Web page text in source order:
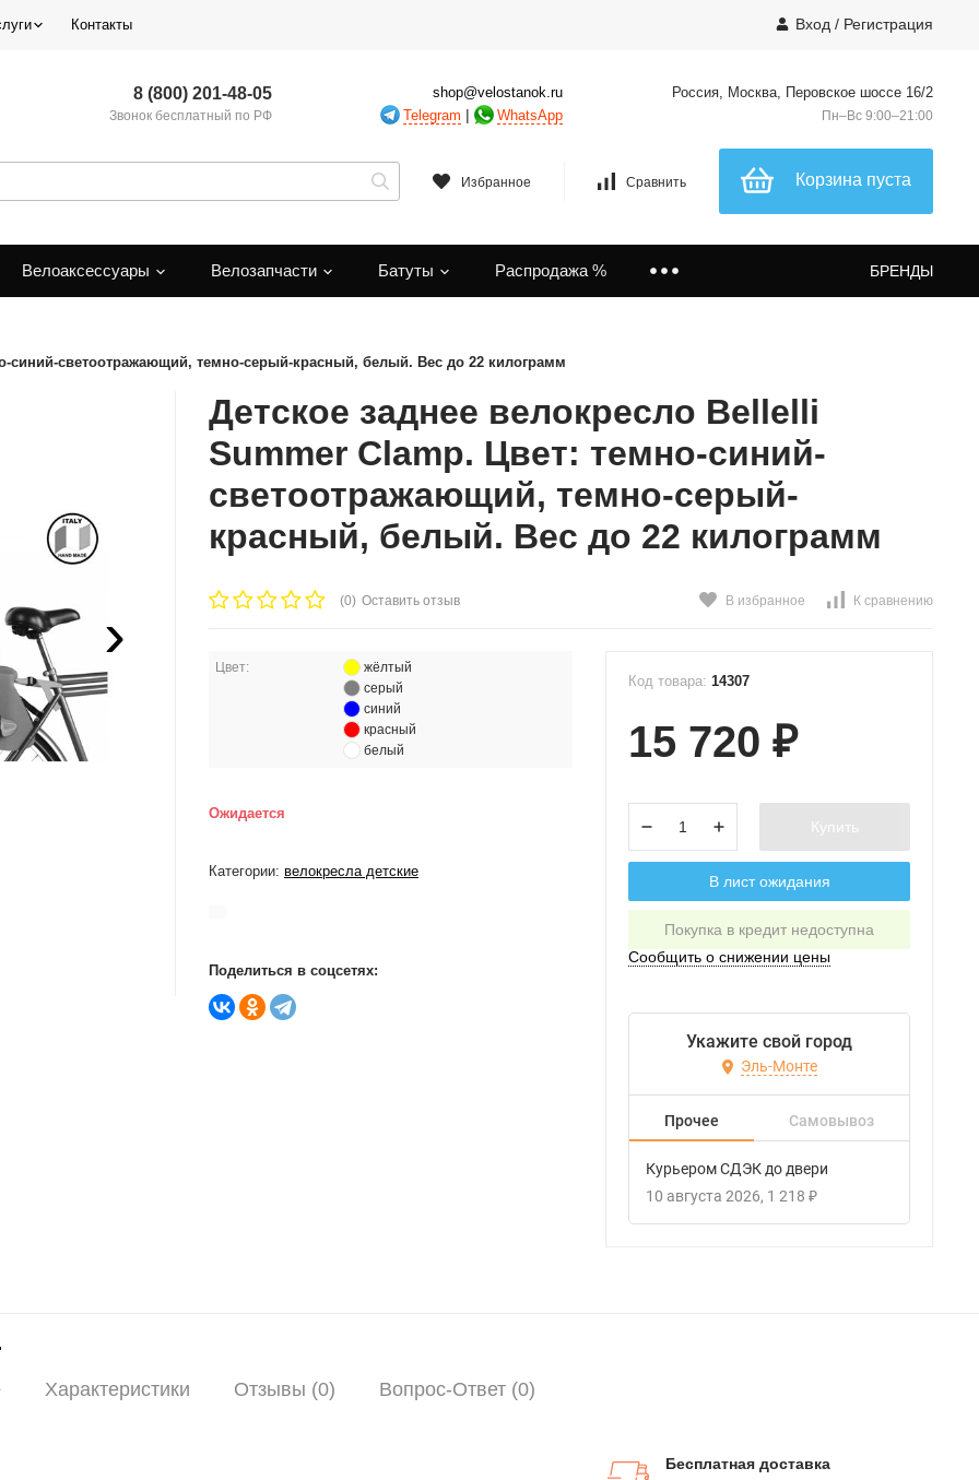
Контакты Вход / Регистрация
8 (800) 201-48-05
Звонок бесплатный по РФ
shop@velostanok.ru
Telegram | WhatsApp
Россия, Москва, Перовское шоссе 16/2
Пн–Вс 9:00–21:00
Избранное Сравнить Корзина пуста
Велоаксессуары Велозапчасти Батуты Распродажа % БРЕНДЫ
синий-светоотражающий, темно-серый-красный, белый. Вес до 22 килограмм
›
Детское заднее велокресло Bellelli
Summer Clamp. Цвет: темно-синий-
светоотражающий, темно-серый-
красный, белый. Вес до 22 килограмм
(0) Оставить отзыв В избранное К сравнению
Цвет:
жёлтый
серый
синий
красный
белый
Ожидается
Категории: велокресла детские
Поделиться в соцсетях:
Код товара: 14307
15 720 ₽
Купить
В лист ожидания
Покупка в кредит недоступна
Сообщить о снижении цены
Укажите свой город
Эль-Монте
Прочее Самовывоз
Курьером СДЭК до двери
10 августа 2026 1 218 ₽
Характеристики Отзывы (0) Вопрос-Ответ (0)
Бесплатная доставка